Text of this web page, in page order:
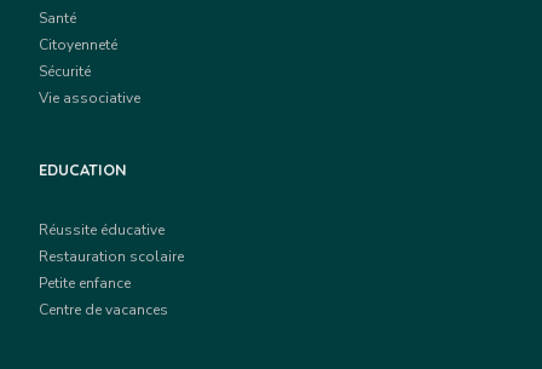
Santé
Citoyenneté
Sécurité
Vie associative
EDUCATION
Réussite éducative
Restauration scolaire
Petite enfance
Centre de vacances